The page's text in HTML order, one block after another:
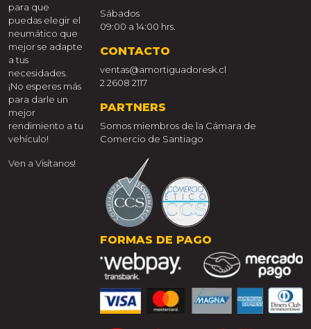
para que
puedas elegir el
neumático que
mejor se adapte
a tus
necesidades.
¡No esperes más
para darle un
mejor
rendimiento a tu
vehículo!
Ven a Visítanos!
Sábados
09:00 a 14:00 hrs.
CONTACTO
ventas@amortiguadoresk.cl
2 2608 2117
PARTNERS
Somos miembros de la Cámara de
Comercio de Santiago
FORMAS DE PAGO